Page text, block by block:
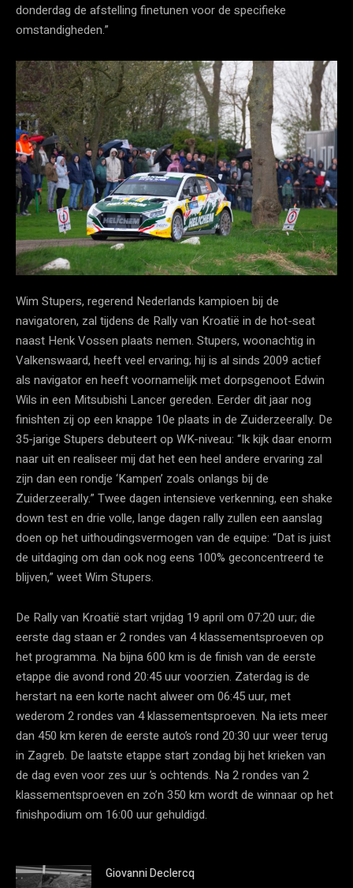
donderdag de afstelling finetunen voor de specifieke
omstandigheden.”
Wim Stupers, regerend Nederlands kampioen bij de
navigatoren, zal tijdens de Rally van Kroatië in de hot-seat
naast Henk Vossen plaats nemen. Stupers, woonachtig in
Valkenswaard, heeft veel ervaring; hij is al sinds 2009 actief
als navigator en heeft voornamelijk met dorpsgenoot Edwin
Wils in een Mitsubishi Lancer gereden. Eerder dit jaar nog
finishten zij op een knappe 10e plaats in de Zuiderzeerally. De
35-jarige Stupers debuteert op WK-niveau: “Ik kijk daar enorm
naar uit en realiseer mij dat het een heel andere ervaring zal
zijn dan een rondje ‘Kampen’ zoals onlangs bij de
Zuiderzeerally.” Twee dagen intensieve verkenning, een shake
down test en drie volle, lange dagen rally zullen een aanslag
doen op het uithoudingsvermogen van de equipe: “Dat is juist
de uitdaging om dan ook nog eens 100% geconcentreerd te
blijven,” weet Wim Stupers.
De Rally van Kroatië start vrijdag 19 april om 07:20 uur; die
eerste dag staan er 2 rondes van 4 klassementsproeven op
het programma. Na bijna 600 km is de finish van de eerste
etappe die avond rond 20:45 uur voorzien. Zaterdag is de
herstart na een korte nacht alweer om 06:45 uur, met
wederom 2 rondes van 4 klassementsproeven. Na iets meer
dan 450 km keren de eerste auto’s rond 20:30 uur weer terug
in Zagreb. De laatste etappe start zondag bij het krieken van
de dag even voor zes uur ’s ochtends. Na 2 rondes van 2
klassementsproeven en zo’n 350 km wordt de winnaar op het
finishpodium om 16:00 uur gehuldigd.
Giovanni Declercq